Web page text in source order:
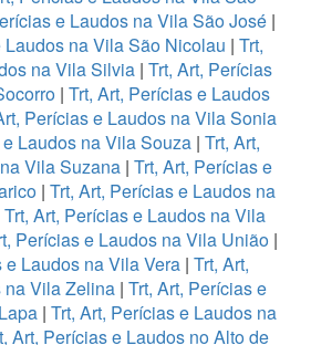
e Laudos na Vila São José |
Laudos na Vila São Nicolau | Trt,
na Vila Silvia | Trt, Art, Perícias
| Trt, Art, Perícias e Laudos
Perícias e Laudos na Vila Sonia
Laudos na Vila Souza | Trt, Art,
Vila Suzana | Trt, Art, Perícias e
| Trt, Art, Perícias e Laudos na
Trt, Art, Perícias e Laudos na Vila
Perícias e Laudos na Vila União|
e Laudos na Vila Vera| Trt, Art,
na Vila Zelina | Trt, Art, Perícias e
| Trt, Art, Perícias e Laudos na
Art, Perícias e Laudos no Alto de